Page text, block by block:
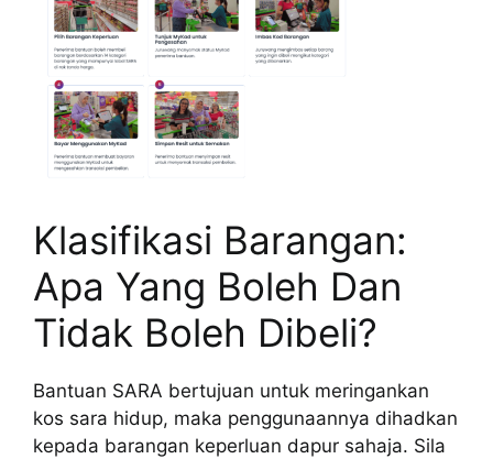
Klasifikasi Barangan:
Apa Yang Boleh Dan
Tidak Boleh Dibeli?
Bantuan SARA bertujuan untuk meringankan
kos sara hidup, maka penggunaannya dihadkan
kepada barangan keperluan dapur sahaja. Sila